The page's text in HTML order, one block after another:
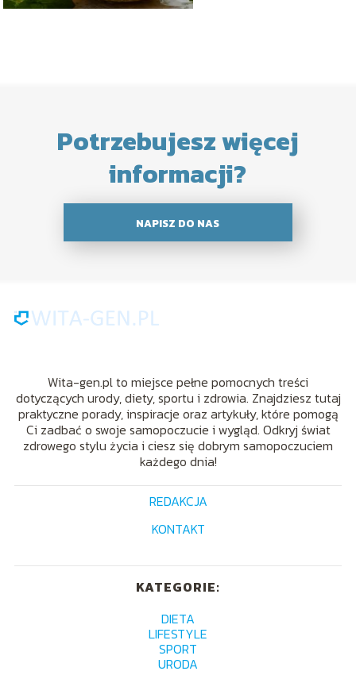
Potrzebujesz więcej
informacji?
NAPISZ DO NAS
Wita-gen.pl to miejsce pełne pomocnych treści
dotyczących urody, diety, sportu i zdrowia. Znajdziesz tutaj
praktyczne porady, inspiracje oraz artykuły, które pomogą
Ci zadbać o swoje samopoczucie i wygląd. Odkryj świat
zdrowego stylu życia i ciesz się dobrym samopoczuciem
każdego dnia!
REDAKCJA
KONTAKT
KATEGORIE:
DIETA
LIFESTYLE
SPORT
URODA